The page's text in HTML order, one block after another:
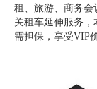
租、旅游、商务会
关租车延伸服务
需担保，享受VIP